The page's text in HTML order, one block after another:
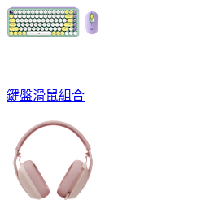
鍵盤滑鼠組合